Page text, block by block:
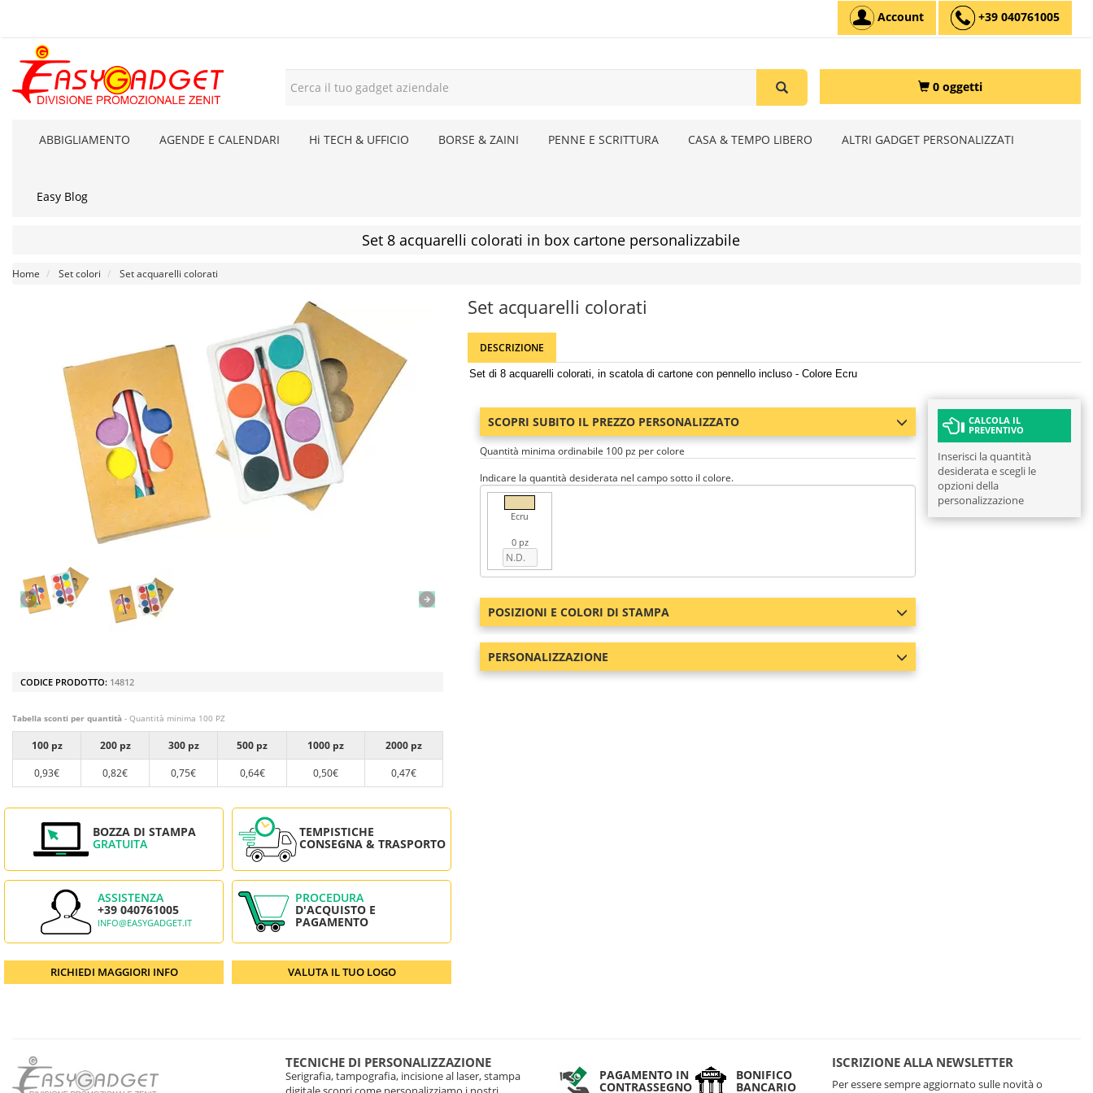
Account +39 040761005
0 oggetti
ABBIGLIAMENTO AGENDE E CALENDARI Hi TECH & UFFICIO BORSE & ZAINI PENNE E SCRITTURA CASA & TEMPO LIBERO ALTRI GADGET PERSONALIZZATI
Easy Blog
Set 8 acquarelli colorati in box cartone personalizzabile
Home Set colori Set acquarelli colorati
CODICE PRODOTTO: 14812
Tabella sconti per quantità - Quantità minima 100 PZ
100 pz 200 pz 300 pz 500 pz 1000 pz
2000 pz
0,93€
0,82€ 0,75€ 0,64€ 0,50€ 0,47€
BOZZA DI STAMPA
GRATUITA
TEMPISTICHE
CONSEGNA & TRASPORTO
ASSISTENZA
+39 040761005
INFO@EASYGADGET.IT
PROCEDURA
D'ACQUISTO E
PAGAMENTO
RICHIEDI MAGGIORI INFO VALUTA IL TUO LOGO
Set acquarelli colorati
DESCRIZIONE
Set di 8 acquarelli colorati, in scatola di cartone con pennello incluso - Colore Ecru
SCOPRI SUBITO IL PREZZO PERSONALIZZATO
Quantità minima ordinabile 100 pz per colore
Indicare la quantità desiderata nel campo sotto il colore.
Ecru
0 pz
POSIZIONI E COLORI DI STAMPA
PERSONALIZZAZIONE
CALCOLA IL
PREVENTIVO
Inserisci la quantità
desiderata e scegli le
opzioni della
personalizzazione
TECNICHE DI PERSONALIZZAZIONE
Serigrafia, tampografia, incisione al laser, stampa
PAGAMENTO IN
CONTRASSEGNO
BONIFICO
BANCARIO
ISCRIZIONE ALLA NEWSLETTER
Per essere sempre aggiornato sulle novità o